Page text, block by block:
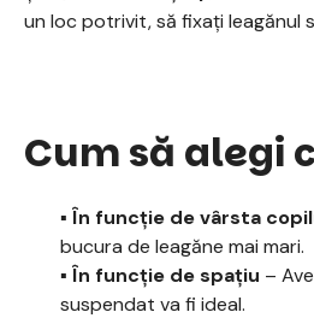
un loc potrivit, să fixați leagănul
Cum să alegi
▪️ În funcție de vârsta
bucura de leagăne mai mari.
▪️ În funcție de spațiu –
suspendat va fi ideal.